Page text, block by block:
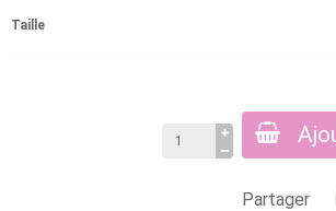
Taille
Partager